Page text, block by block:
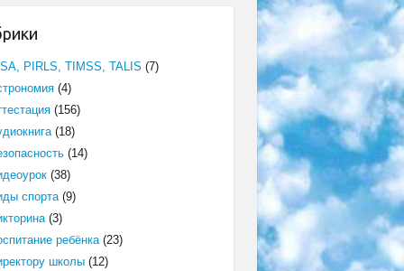
PIRLS, TIMSS, TALIS (7)
(4)
(156)
(18)
(14)
(38)
спорта(9)
(3)
ребёнка(23)
школы(12)